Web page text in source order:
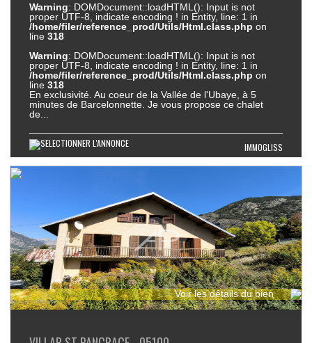
Warning: DOMDocument::loadHTML(): Input is not
proper UTF-8, indicate encoding ! in Entity, line: 1 in
/home/filer/reference_prod/Utils/Html.class.php on
line318
Warning: DOMDocument::loadHTML(): Input is not
proper UTF-8, indicate encoding ! in Entity, line: 1 in
/home/filer/reference_prod/Utils/Html.class.php on
line318
En exclusivité. Au coeur de la Vallée de l'Ubaye, à 5
minutes de Barcelonnette. Je vous propose ce chalet
de...
IMMOGLISS
Voir les détails du bien